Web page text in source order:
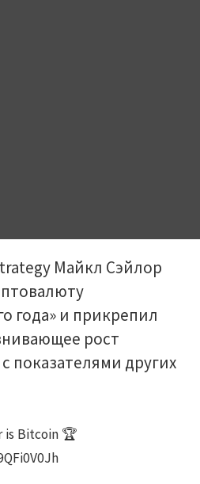
Биткоин —
года
Майкл Сэйлор
года» и прикрепил
рост
показателями других
is Bitcoin 🏆